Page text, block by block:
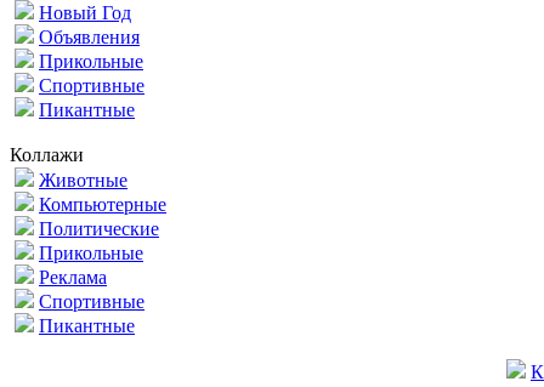
Новый Год
Объявления
Прикольные
Спортивные
Пикантные
Коллажи
Животные
Компьютерные
Политические
Прикольные
Реклама
Спортивные
Пикантные